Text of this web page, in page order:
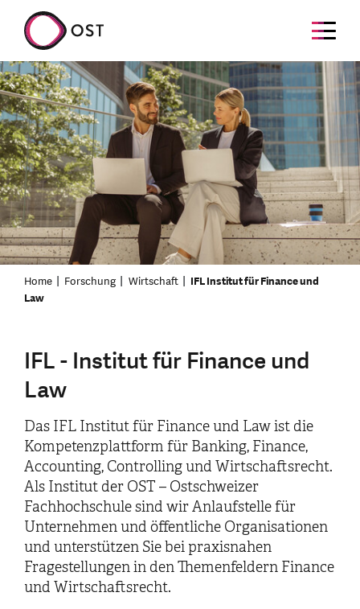
Home Forschung Wirtschaft
IFL Institut für Finance und
Law
IFL - Institut für Finance und
Law
Das IFL Institut für Finance und Law ist die
Kompetenzplattform für Banking, Finance,
Accounting, Controlling und Wirtschaftsrecht.
Als Institut der OST – Ostschweizer
Fachhochschule sind wir Anlaufstelle für
Unternehmen und öffentliche Organisationen
und unterstützen Sie bei praxisnahen
Fragestellungen in den Themenfeldern Finance
und Wirtschaftsrecht.